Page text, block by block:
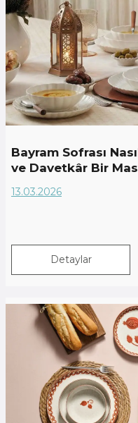
Bayram Sofrası
ve Davetkâr Bir
13.03.2026
Detaylar